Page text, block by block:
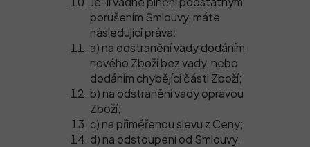
porušením Smlouvy, máte
následující práva:
a) na odstranění vady dodáním
nového Zboží bez vady, nebo
dodáním chybějící části Zboží;
b) na odstranění vady opravou
Zboží;
c) na přiměřenou slevu z Ceny;
d) na odstoupení od Smlouvy.